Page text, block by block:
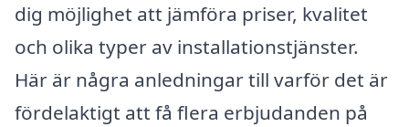
dig möjlighet att jämföra priser, kvalitet
och olika typer av installationstjänster.
Här är några anledningar till varför det är
fördelaktigt att få flera erbjudanden på